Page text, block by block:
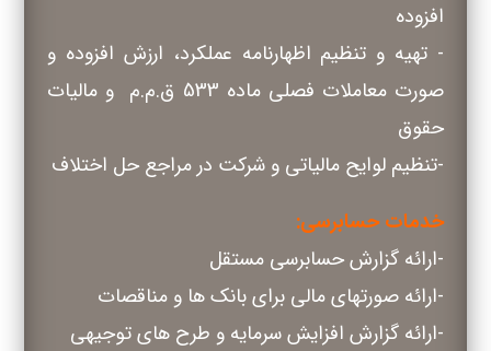
افزوده
- تهیه و تنظیم اظهارنامه عملکرد، ارزش افزوده و
صورت معاملات فصلی ماده 533 ق.م.م و مالیات
حقوق
-تنظیم لوایح مالیاتی و شرکت در مراجع حل اختلاف
خدمات حسابرسی:
-ارائه گزارش حسابرسی مستقل
-ارائه صورتهای مالی برای بانک ها و مناقصات
-ارائه گزارش افزایش سرمایه و طرح های توجیهی